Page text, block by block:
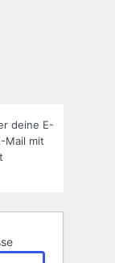
deine E-
Mail mit